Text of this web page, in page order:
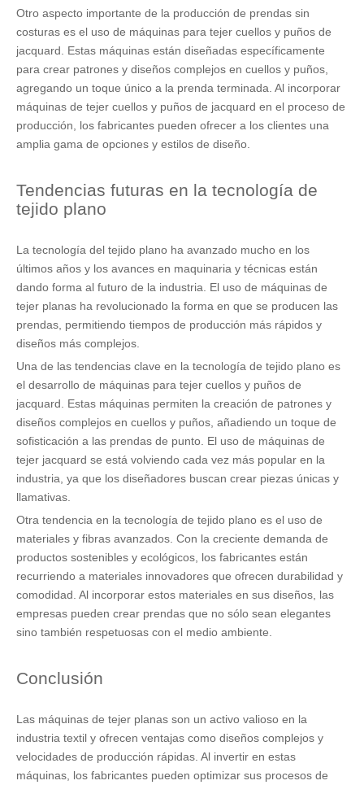
Otro aspecto importante de la producción de prendas sin
costuras es el uso de máquinas para tejer cuellos y puños de
jacquard. Estas máquinas están diseñadas específicamente
para crear patrones y diseños complejos en cuellos y puños,
agregando un toque único a la prenda terminada. Al incorporar
máquinas de tejer cuellos y puños de jacquard en el proceso de
producción, los fabricantes pueden ofrecer a los clientes una
amplia gama de opciones y estilos de diseño.
Tendencias futuras en la tecnología de
tejido plano
La tecnología del tejido plano ha avanzado mucho en los
últimos años y los avances en maquinaria y técnicas están
dando forma al futuro de la industria. El uso de máquinas de
tejer planas ha revolucionado la forma en que se producen las
prendas, permitiendo tiempos de producción más rápidos y
diseños más complejos.
Una de las tendencias clave en la tecnología de tejido plano es
el desarrollo de máquinas para tejer cuellos y puños de
jacquard. Estas máquinas permiten la creación de patrones y
diseños complejos en cuellos y puños, añadiendo un toque de
sofisticación a las prendas de punto. El uso de máquinas de
tejer jacquard se está volviendo cada vez más popular en la
industria, ya que los diseñadores buscan crear piezas únicas y
llamativas.
Otra tendencia en la tecnología de tejido plano es el uso de
materiales y fibras avanzados. Con la creciente demanda de
productos sostenibles y ecológicos, los fabricantes están
recurriendo a materiales innovadores que ofrecen durabilidad y
comodidad. Al incorporar estos materiales en sus diseños, las
empresas pueden crear prendas que no sólo sean elegantes
sino también respetuosas con el medio ambiente.
Conclusión
Las máquinas de tejer planas son un activo valioso en la
industria textil y ofrecen ventajas como diseños complejos y
velocidades de producción rápidas. Al invertir en estas
máquinas, los fabricantes pueden optimizar sus procesos de